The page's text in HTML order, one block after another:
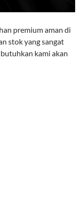
premium aman di
stok yang sangat
kami akan